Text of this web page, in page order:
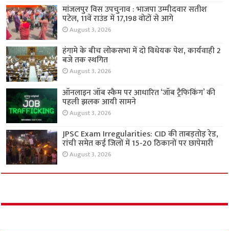
मांजलपुर विस उपचुनाव : भाजपा उम्मीदवार सतीश
पटेल, 11वें राउंड में 17,198 वोटों से आगे
August 3, 2026
हंगामे के बीच लोकसभा में दो विधेयक पेश, कार्यवाही 2
बजे तक स्थगित
August 3, 2026
ऑनलाइन जॉब स्कैम पर आधारित ‘जॉब ट्रैफिकिंग’ की
पहली झलक आयी सामने
August 3, 2026
JPSC Exam Irregularities: CID की ताबड़तोड़ रेड,
रांची समेत कई जिलों में 15-20 ठिकानों पर छापेमारी
August 3, 2026